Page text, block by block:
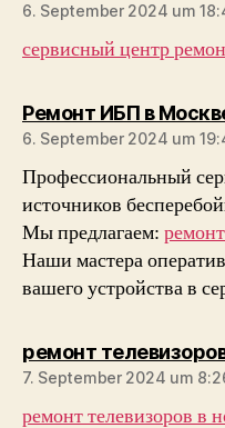
6. September 2024 um
сервисный центр
Ремонт ИБП в
6. September 2024 um
Профессиональный
источников
Мы предлагаем:
Наши мастера
вашего устройства в
ремонт
7. September 2024 um
ремонт телевизоров в